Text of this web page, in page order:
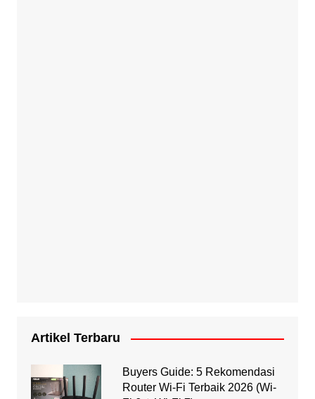
Artikel Terbaru
Buyers Guide: 5 Rekomendasi
Router Wi-Fi Terbaik 2026 (Wi-